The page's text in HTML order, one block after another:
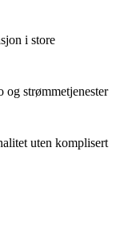
i store
og strømmetjenester
uten komplisert